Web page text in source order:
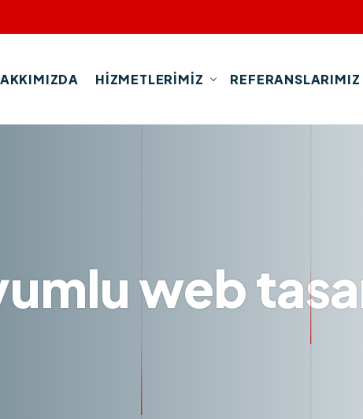
HIZMETLERIMIZ REFERANSLARIMIZ
web